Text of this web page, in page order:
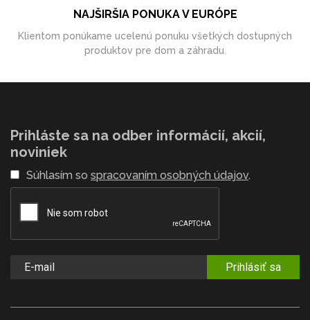
NAJŠIRŠIA PONUKA V EURÓPE
Klientom ponúkame ucelenú ponuku všetkých dostupných
produktov pre dom a záhradu.
Prihláste sa na odber informácií, akcií,
noviniek
Súhlasím so spracovaním osobných údajov.
Prihlásiť sa